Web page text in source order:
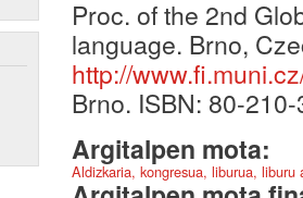
Proc. of the 2nd
language. Brno,
http://
Brno. ISBN: 80-
Argitalpen mota:
Aldizkaria, kongresua, liburua,